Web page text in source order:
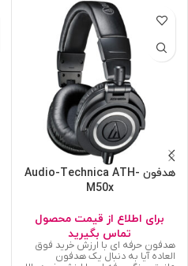
هدفون Audio-Technica ATH-
M50x
برای اطلاع از قیمت محصول
تماس بگیرید
هدفون حرفه ای با ارزش خرید فوق
العاده آیا به دنبال یک هدفون